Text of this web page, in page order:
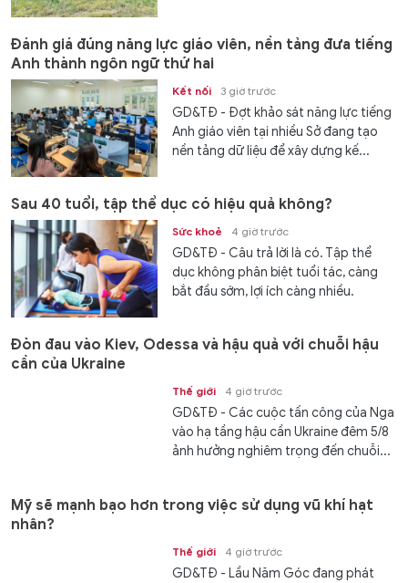
Đánh giá đúng năng lực giáo viên, nền tảng đưa tiếng
Anh thành ngôn ngữ thứ hai
Kết nối 3 giờ trước
GD&TĐ - Đợt khảo sát năng lực tiếng
Anh giáo viên tại nhiều Sở đang tạo
nền tảng dữ liệu để xây dựng kế...
Sau 40 tuổi, tập thể dục có hiệu quả không?
Sức khoẻ 4 giờ trước
GD&TĐ - Câu trả lời là có. Tập thể
dục không phân biệt tuổi tác, càng
bắt đầu sớm, lợi ích càng nhiều.
Đòn đau vào Kiev, Odessa và hậu quả với chuỗi hậu
cần của Ukraine
Thế giới 4 giờ trước
GD&TĐ - Các cuộc tấn công của Nga
vào hạ tầng hậu cần Ukraine đêm 5/8
ảnh hưởng nghiêm trọng đến chuỗi...
Mỹ sẽ mạnh bạo hơn trong việc sử dụng vũ khí hạt
nhân?
Thế giới 4 giờ trước
GD&TĐ - Lầu Năm Góc đang phát